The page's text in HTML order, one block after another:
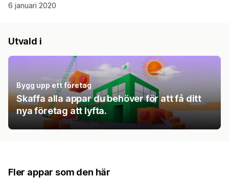
6 januari 2020
Utvald i
Bygg upp ett företag
Skaffa alla appar du behöver för att få ditt
nya företag att lyfta.
Fler appar som den här